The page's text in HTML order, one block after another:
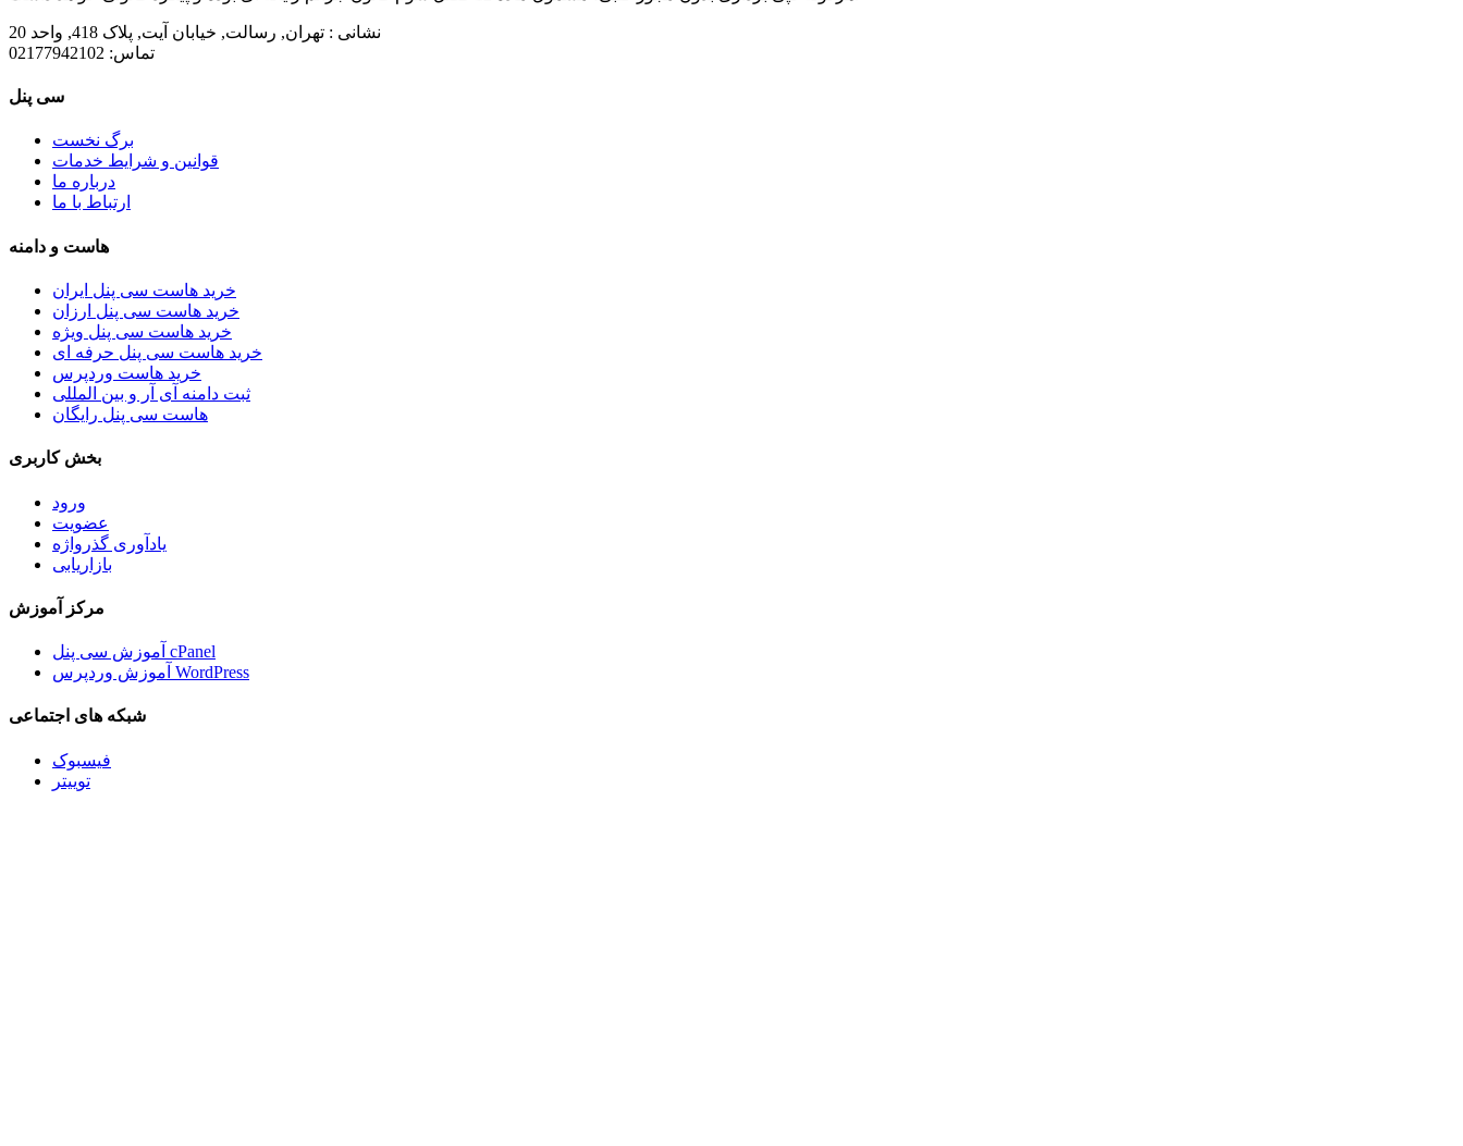
نشانی : تهران, رسالت, خیابان آیت, پلاک 418, واحد 20
تماس:
سی پنل
برگ نخست
قوانین و شرایط خدمات
درباره ما
ارتباط با ما
هاست و دامنه
خرید هاست سی پنل ایران
خرید هاست سی پنل ارزان
خرید هاست سی پنل ویژه
خرید هاست سی پنل حرفه ای
خرید هاست وردپرس
ثبت دامنه آی آر و بین المللی
هاست سی پنل رایگان
بخش کاربری
ورود
عضویت
یادآوری گذرواژه
بازاریابی
مرکز آموزش
آموزش سی پنل cPanel
آموزش وردپرس WordPress
شبکه های اجتماعی
فیسبوک
توییتر